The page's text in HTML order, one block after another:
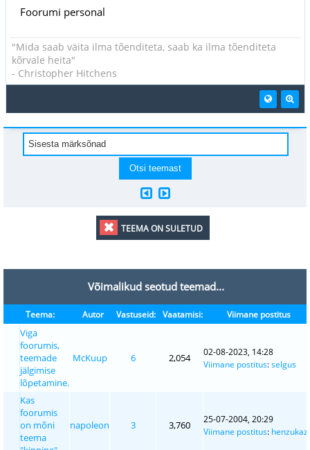
Foorumi personal
"Mida saab väita ilma tõenditeta, saab ka ilma tõenditeta
kõrvale heita"
- Christopher Hitchens
TEEMA ON SULETUD
Võimalikud seotud teemad...
Teema: Autor Vastuseid: Vaatamisi: Viimane postitus
Viga
foorumis,
teemade
jälgimise
lõpetamine.
McKuup 6 2,054
02-08-2023, 14:28
Viimane postitus:selgus
Kas
foorumis
on mõni
teema
napoleon 3 3,760
25-07-2004, 20:29
Viimane postitus: henzukaz